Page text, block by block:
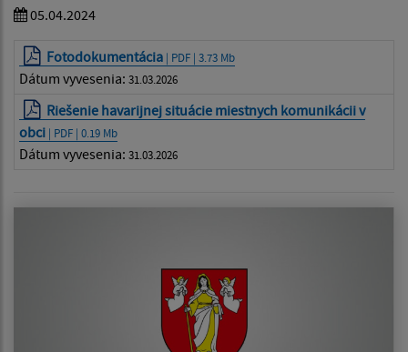
05.04.2024
Fotodokumentácia | PDF | 3.73 Mb
Dátum vyvesenia: 31.03.2026
Riešenie havarijnej situácie miestnych komunikácii v
obci | PDF | 0.19 Mb
Dátum vyvesenia: 31.03.2026